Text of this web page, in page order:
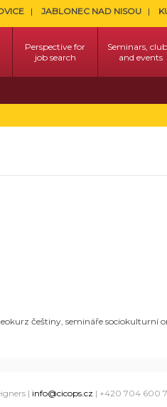
JABLONEC NAD NISOU
Perspective for
job search
Seminars,
and events
češtiny, semináře
| info@cicops.cz | +420 704 600